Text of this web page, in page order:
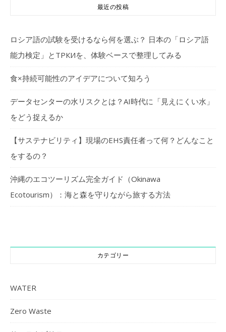
最近の投稿
ロシア語の試験を受けるなら何を選ぶ？ 日本の「ロシア語
能力検定」とТРКИを、体験ベースで整理してみる
食×持続可能性のアイデアについて知ろう
データセンターの水リスクとは？AI時代に「見えにくい水」
をどう捉えるか
【サステナビリティ】現場のEHS責任者って何？どんなこと
をするの？
沖縄のエコツーリズム完全ガイド（Okinawa
Ecotourism）：海と森を守りながら旅する方法
カテゴリー
WATER
Zero Waste